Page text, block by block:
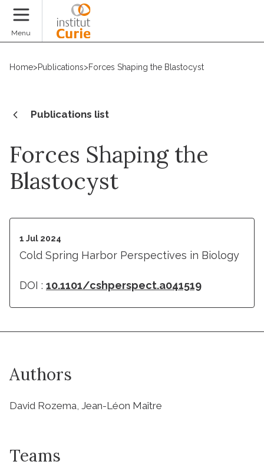
Menu
Home>Publications>Forces Shaping the Blastocyst
Publications list
Forces Shaping the
Blastocyst
1 Jul 2024
Cold Spring Harbor Perspectives in Biology
DOI : 10.1101/cshperspect.a041519
Authors
David Rozema, Jean-Léon Maître
Teams